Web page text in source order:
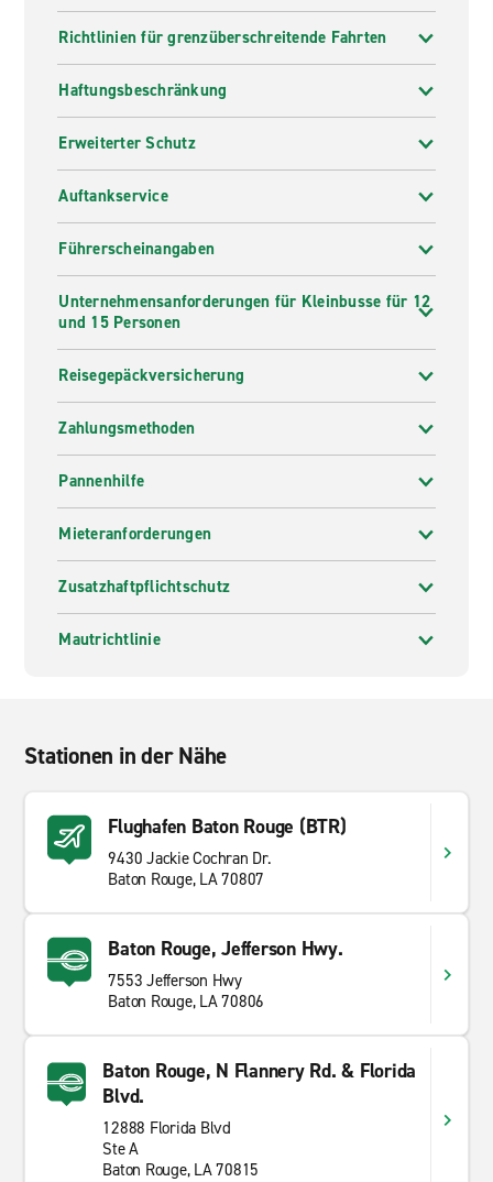
Richtlinien für grenzüberschreitende Fahrten
Haftungsbeschränkung
Erweiterter Schutz
Auftankservice
Führerscheinangaben
Unternehmensanforderungen für Kleinbusse für 12
und 15 Personen
Reisegepäckversicherung
Zahlungsmethoden
Pannenhilfe
Mieteranforderungen
Zusatzhaftpflichtschutz
Mautrichtlinie
Stationen in der Nähe
Flughafen Baton Rouge (BTR)
9430 Jackie Cochran Dr.
Baton Rouge, LA 70807
Baton Rouge, Jefferson Hwy.
7553 Jefferson Hwy
Baton Rouge, LA 70806
Baton Rouge, N Flannery Rd. & Florida
Blvd.
12888 Florida Blvd
Ste A
Baton Rouge, LA 70815